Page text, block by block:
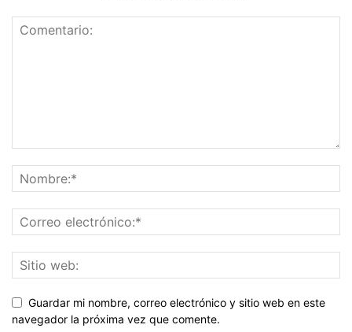
Guardar mi nombre, correo electrónico y sitio web en este
navegador la próxima vez que comente.